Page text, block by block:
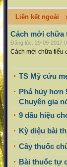
Liên kết ngoài
Cách mới chữa
Đăng lúc: 29-09-2017
Cách mới chữa tiểu
TS Mỹ cứu
Phá hủy hơn
Chuyên gia
9 dấu hiệu
Kỳ diệu bài
Cây thuốc
Bài thuốc tự